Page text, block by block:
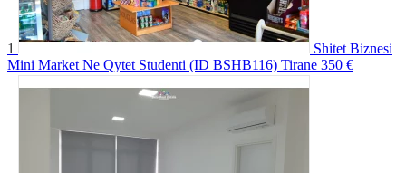
1
Shitet Biznesi
Mini Market Ne Qytet Studenti (ID BSHB116) Tirane 350 €